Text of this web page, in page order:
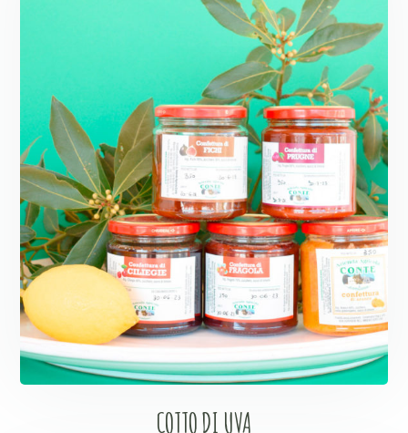
COTTO DI UVA